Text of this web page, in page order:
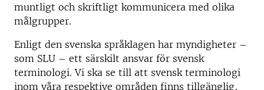
muntligt och skriftligt kommunicera med olika
målgrupper.
Enligt den svenska språklagen har myndigheter –
som SLU – ett särskilt ansvar för svensk
terminologi. Vi ska se till att svensk terminologi
inom våra respektive områden finns tillgänglig,